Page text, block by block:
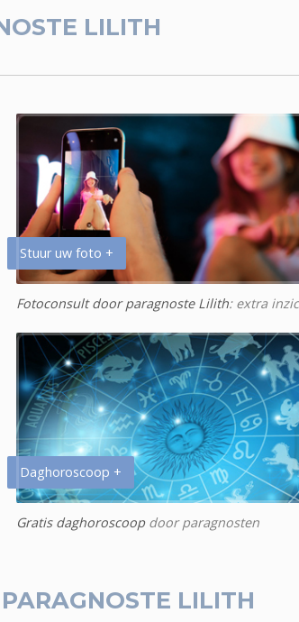
LILITH
Stuur uw foto +
Fotoconsult door paragnoste Lilith: extra
Daghoroscoop +
Gratis daghoroscoopdoor paragnosten
PARAGNOSTE LILITH